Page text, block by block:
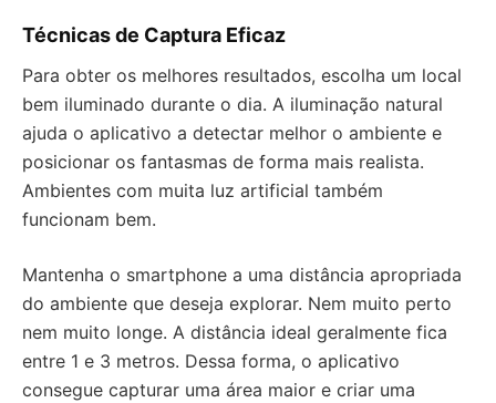
Técnicas de Captura Eficaz
Para obter os melhores resultados, escolha um local
bem iluminado durante o dia. A iluminação natural
ajuda o aplicativo a detectar melhor o ambiente e
posicionar os fantasmas de forma mais realista.
Ambientes com muita luz artificial também
funcionam bem.
Mantenha o smartphone a uma distância apropriada
do ambiente que deseja explorar. Nem muito perto
nem muito longe. A distância ideal geralmente fica
entre 1 e 3 metros. Dessa forma, o aplicativo
consegue capturar uma área maior e criar uma